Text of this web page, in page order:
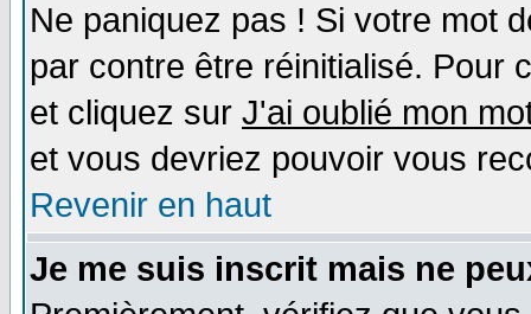
Ne paniquez pas ! Si votre mot
par contre être réinitialisé. Pour
et cliquez sur J'ai oublié mon
et vous devriez pouvoir vous
Revenir en haut
Je me suis inscrit mais ne